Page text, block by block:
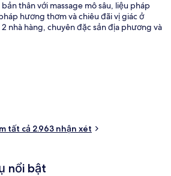
thân với massage mô sâu, liệu pháp
hương thơm và chiêu đãi vị giác ở
nhà hàng, chuyên đặc sản địa phương và
24 giờ và trung tâm thể thao là những
khách sạn sang trọng này. Lý do khách
dịch vụ giao thông công cộng, cách Ga
Square Victoria is 8 phút.
tất cả 2.963 nhận xét
nổi bật